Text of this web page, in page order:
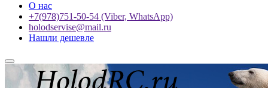
О нас
+7(978)751-50-54 (Viber, WhatsApp)
holodservise@mail.ru
Нашли дешевле